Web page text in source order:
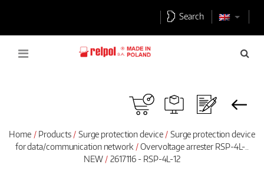
Search
Home Products Surge protection device
Surge protection device
for data/communication network
Overvoltage arrester RSP-4L-..
NEW
2617116 - RSP-4L-12